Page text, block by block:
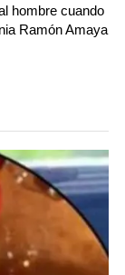
hombre cuando
Ramón Amaya